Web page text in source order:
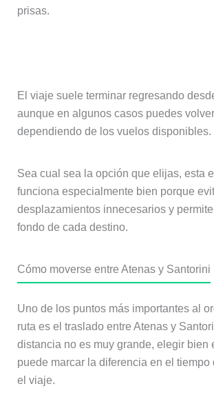
prisas.
El viaje suele terminar regresando
aunque en algunos casos puedes
dependiendo de los vuelos disponibles.
Sea cual sea la opción que elijas, esta
funciona especialmente bien porque
desplazamientos innecesarios y
fondo de cada destino.
Cómo moverse entre Atenas y Santorini
Uno de los puntos más importantes al
ruta es el traslado entre Atenas y
distancia no es muy grande, elegir bien
puede marcar la diferencia en el tiempo
el viaje.